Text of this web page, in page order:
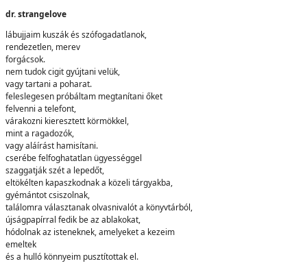
dr. strangelove
lábujjaim kuszák és szófogadatlanok,
rendezetlen, merev
forgácsok.
nem tudok cigit gyújtani velük,
vagy tartani a poharat.
feleslegesen próbáltam megtanítani őket
felvenni a telefont,
várakozni kieresztett körmökkel,
mint a ragadozók,
vagy aláírást hamisítani.
cserébe felfoghatatlan ügyességgel
szaggatják szét a lepedőt,
eltökélten kapaszkodnak a közeli tárgyakba,
gyémántot csiszolnak,
találomra választanak olvasnivalót a könyvtárból,
újságpapírral fedik be az ablakokat,
hódolnak az isteneknek, amelyeket a kezeim
emeltek
és a hulló könnyeim pusztítottak el.